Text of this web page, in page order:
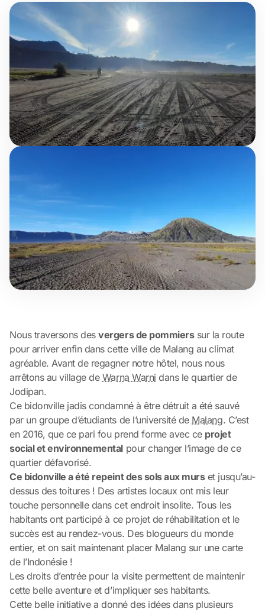
Nous traversons desvergers de pommierssur la route
pour arriver enfin dans cette ville de Malang au climat
agréable. Avant de regagner notre hôtel, nous nous
arrêtons au village de Warna Warni dans le quartier de
Jodipan.
Ce bidonville jadis condamné à être détruit a été sauvé
par un groupe d’étudiants de l’université de Malang. C’est
en 2016, que ce pari fou prend forme avec ce projet
social et environnemental pour changer l’image de ce
quartier défavorisé.
Ce bidonville a été repeint des sols aux murset jusqu’au-
dessus des toitures ! Des artistes locaux ont mis leur
touche personnelle dans cet endroit insolite. Tous les
habitants ont participé à ce projet de réhabilitation et le
succès est au rendez-vous. Des blogueurs du monde
entier, et on sait maintenant placer Malang sur une carte
de l’Indonésie !
Les droits d’entrée pour la visite permettent de maintenir
cette belle aventure et d’impliquer ses habitants.
Cette belle initiative a donné des idées dans plusieurs